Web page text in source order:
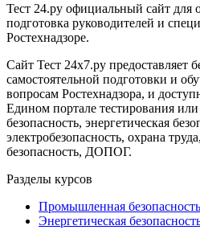
Тест 24.ру официальный сайт для
подготовка руководителей и
Ростехнадзоре.
Сайт Тест 24х7.ру предоставляет
самостоятельной подготовки и
вопросам Ростехнадзора, и
Едином портале тестирования
безопасность, энергетическая
электробезопасность, охрана
безопасность, ДОПОГ.
Разделы курсов
Промышленная безопасность
Энергетическая